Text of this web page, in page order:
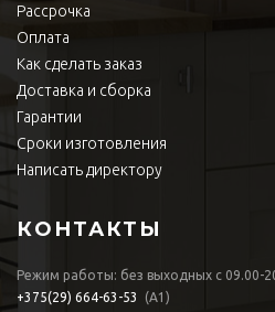
Рассрочка
Оплата
Как сделать заказ
Доставка и сборка
Гарантии
Сроки изготовления
Написать директору
КОНТАКТЫ
Режим работы: без выходных с 09.00-
+375(29) 664-63-53 (А1)